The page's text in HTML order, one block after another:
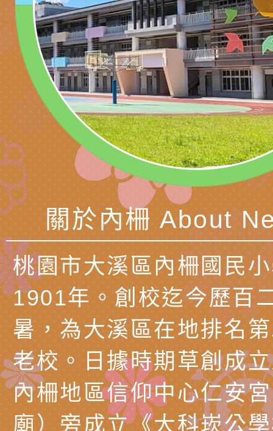
門工作坊 （中部場
「桃園市115年度兒
情緒管理訓練-獨輪
施計畫」
有關國立羅東高級中
「生命教育議題深化
議題論壇與生命塔羅
檢送LED跑馬燈文字
託播影片
有關教育部特殊教育
團學前及國中小身障
理「普特協作—課程
知能工作坊」
有關國立臺中教育大
「115年適應運動經
題交流工作坊」活動
轉知教育部國教署生
業發展中心（國立羅
學）辦理「115年度
題融入教學－國民中
（教材）推薦實施計
檢送桃園市政府LED
字稿及LCD託播圖片
檢送桃園市政府LED
字稿及LCD託播影（
國家發展委員會檔案
理本(115)年「春遊
動
檢送桃園市政府家庭
「小桃家4月課程資
姻怎麼翻譯－青少年
工作坊」、「愛『原
親子共學同樂會」、
代愛在陪伴」、「親
西門國小114學年度
親職教育講座「如何
情緒力？—用SEL玩
子溝通之秘訣」
有關財團法人中華國
礙者生命教育推廣協
「環保愛台灣」第五
礙者中小學生環保繪
檢送行政院新聞傳播
月份公共服務政策溝
訊
有關桃園市政府家庭
辦理115年原住民家
桃園市大溪區田心國
關於內柵 About
桃園市大溪區內柵國民
1901年。創校迄今歷百
暑，為大溪區在地排名
老校。日據時期草創成
內柵地區信仰中心仁安
廟）旁成立《大科崁公